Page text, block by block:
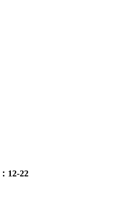
12-22